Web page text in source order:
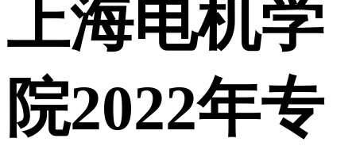
上海电机学
院2022年专